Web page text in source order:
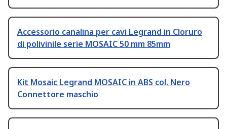
Accessorio canalina per cavi Legrand in Cloruro
di polivinile serie MOSAIC 50 mm 85mm
Kit Mosaic Legrand MOSAIC in ABS col. Nero
Connettore maschio